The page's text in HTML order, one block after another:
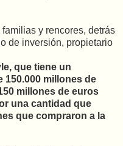
y rencores, detrás
de inversión, propietario
que tiene un
150.000 millones de
millones de euros
una cantidad que
que compraron a la